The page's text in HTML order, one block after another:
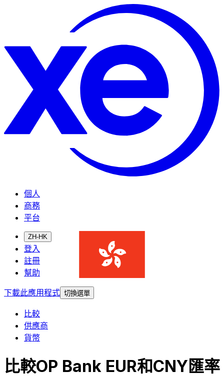
個人
商務
平台
ZH-HK
登入
註冊
幫助
下載此應用程式 切換選單
比較
供應商
貨幣
比較OP Bank EUR和CNY匯率